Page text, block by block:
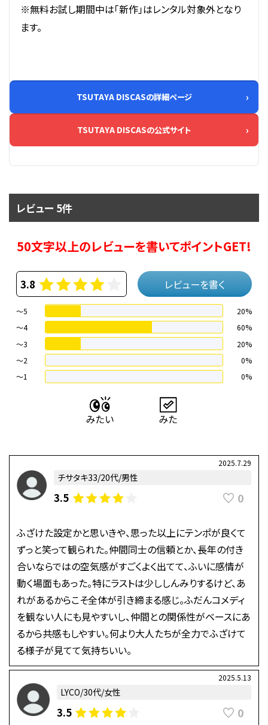
※無料お試し期間中は「新作」はレンタル対象外となり
ます。
TSUTAYA DISCASの詳細ページ
TSUTAYA DISCASの公式サイト
レビュー 5件
50文字以上のレビューを書いてポイントGET!
3.8 レビューを書く
～5
20%
～4
60%
〜3
20%
〜2
0%
〜1
0%
2025.7.29
チサタキ33/20代/男性
3.5 0
ふざけた設定かと思いきや、思った以上にテンポが良くて
ずっと笑って観られた。仲間同士の信頼とか、長年の付き
合いならではの空気感がすごくよく出てて、ふいに感情が
動く場面もあった。特にラストは少ししんみりするけど、あ
れがあるからこそ全体が引き締まる感じ。ふだんコメディ
を観ない人にも見やすいし、仲間との関係性がベースにあ
るから共感もしやすい。何より大人たちが全力でふざけて
る様子が見てて気持ちいい。
2025.5.13
LYCO/30代/女性
3.5 0